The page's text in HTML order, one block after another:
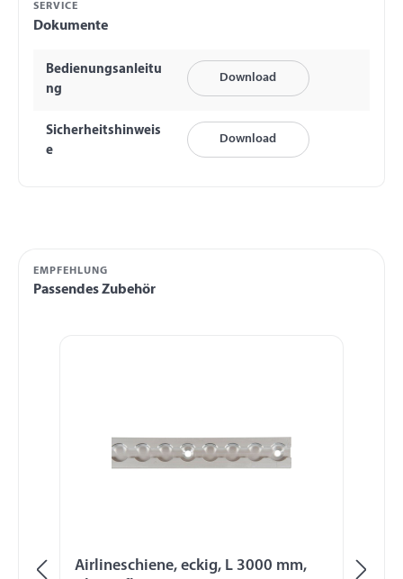
SERVICE
Dokumente
Bedienungsanleitu
ng
Download
Sicherheitshinweis
e
Download
EMPFEHLUNG
Passendes Zubehör
Airlineschiene, eckig, L 3000 mm,